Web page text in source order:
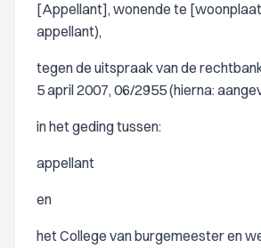
[Appellant], wonende te
appellant),
tegen de uitspraak van de
5 april 2007, 06/2955 (hierna:
in het geding tussen:
appellant
en
het College van burgemeester en